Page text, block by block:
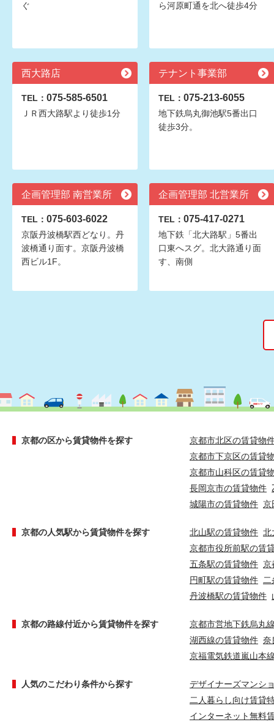
ぐ
ら河原町通を北へ徒歩4分
西大路店
TEL： 075-585-6501
ＪＲ西大路駅より徒歩1分
テナント事業部
TEL： 075-213-6055
地下鉄烏丸御池駅5番出口
徒歩3分。
企画管理部 南営業所
TEL： 075-603-6022
京阪丹波橋駅西どなり。丹
波橋通り面す。京阪丹波橋
西ビル1F。
企画管理部 北営業所
TEL： 075-417-0271
地下鉄「北大路駅」5番出
口東へスグ。北大路通り面
す、南側
京都の区から賃貸物件を探す
京都市北区の賃貸物
京都市下京区の賃貸
京都市山科区の賃貸
長岡京市の賃貸物件
城陽市の賃貸物件 京
京都の人気駅から賃貸物件を探す 北山駅の賃貸物件 北
京都市役所前駅の賃
五条駅の賃貸物件 京
円町駅の賃貸物件
丹波橋駅の賃貸物件
京都の路線付近から賃貸物件を探す
京都市営地下鉄烏丸
湖西線の賃貸物件 奈
京福電気鉄道嵐山本
人気のこだわり条件から探す
デザイナーズマンシ
二人暮らし向け賃貸
インターネット無料